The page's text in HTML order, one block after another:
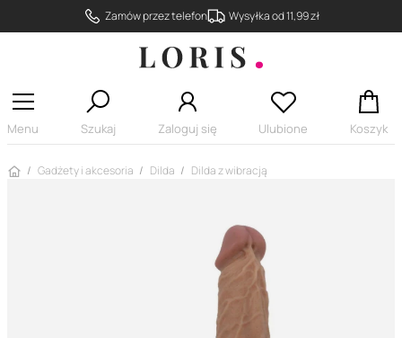
Zamów przez telefon Wysyłka od 11,99 zł
Menu Szukaj Zaloguj się Ulubione Koszyk
Strona główna
Gadżety i akcesoria Dilda Dilda z wibracją